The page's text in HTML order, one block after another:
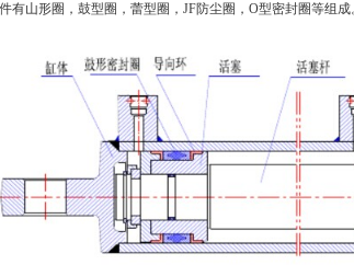
有山形圈，鼓型圈，蕾型圈， JF防尘圈， O型密封圈等组成